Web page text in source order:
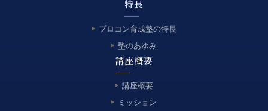
特長
プロコン育成塾の特長
塾のあゆみ
講座概要
講座概要
ミッション